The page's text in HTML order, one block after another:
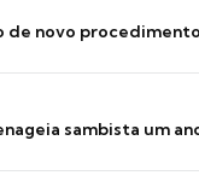
novo
sambista um